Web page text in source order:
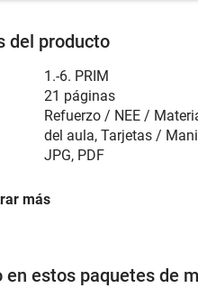
del producto
1.-6. PRIM
21 páginas
Refuerzo / NEE /
del aula, Tarjetas /
JPG, PDF
más
en estos paquetes de